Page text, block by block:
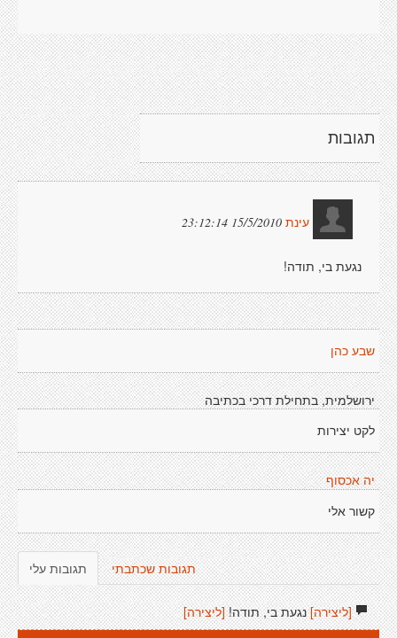
תגובות
עינת 15/5/2010 23:12:14
נגעת בי, תודה!
שבע כהן
ירושלמית, בתחילת דרכי בכתיבה
לקט יצירות
יה אכסוף
קשור אלי
תגובות עלי תגובות שכתבתי
[ליצירה]נגעת בי, תודה! [ליצירה]